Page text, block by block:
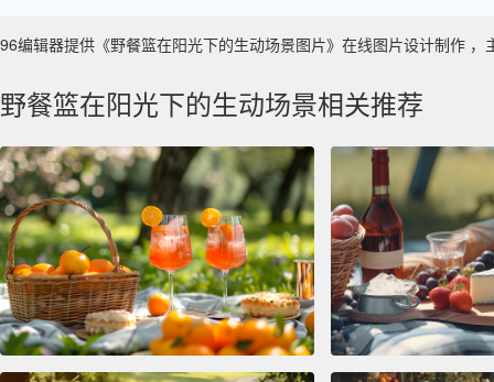
96编辑器提供《野餐篮在阳光下的生动场景图片》在线图片设计制作
野餐篮在阳光下的生动场景相关推荐